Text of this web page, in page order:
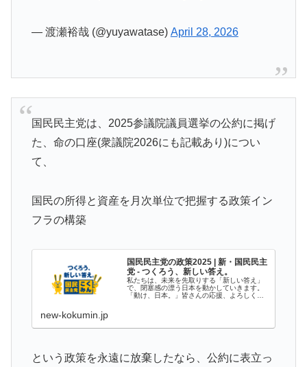
— 渡瀬裕哉 (@yuyawatase) April 28, 2026
国民民主党は、2025参議院議員選挙の公約に掲げ
た、命の口座(衆議院2026にも記載あり)につい
て、
国民の所得と資産を月次単位で把握する政策イン
フラの構築
国民民主党の政策2025 | 新・国民民主
党 - つくろう、新しい答え。
私たちは、未来を先取りする「新しい答え」
で、閉塞感の漂う日本を動かしていきます。
「動け、日本。」皆さんの応援、よろしくお
new-kokumin.jp
という政策を永遠に放棄したなら、公約に表立っ